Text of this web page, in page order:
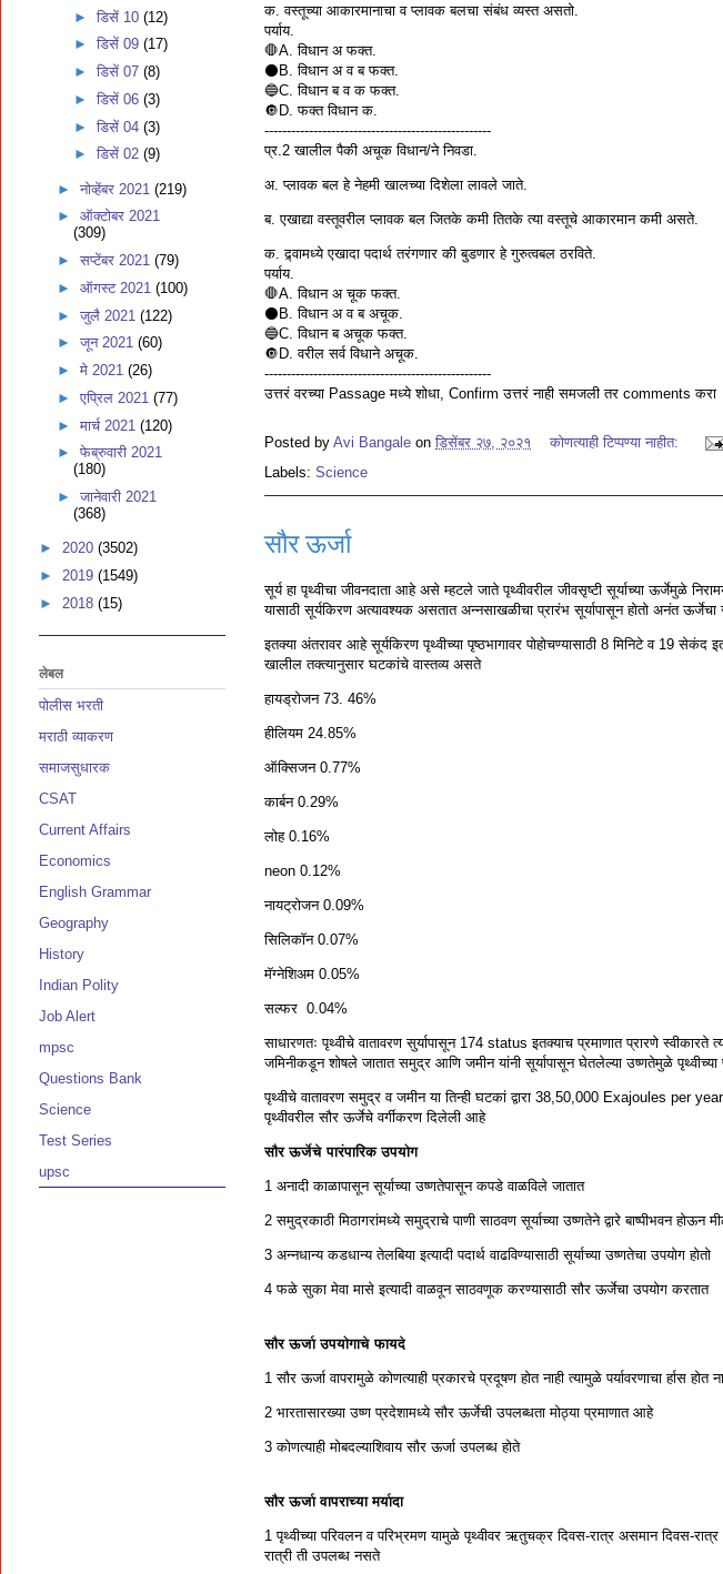
क. वस्तूच्या आकारमानाचा व प्लावक बलचा संबंध व्यस्त असतो.
पर्याय.
🛑A. विधान अ फक्त.
⚫️B. विधान अ व ब फक्त.
🔵C. विधान ब व क फक्त.
🔘D. फक्त विधान क.
---------------------------------------------------
प्र.2 खालील पैकी अचूक विधान/ने निवडा.
अ. प्लावक बल हे नेहमी खालच्या दिशेला लावले जाते.
ब. एखाद्या वस्तूवरील प्लावक बल जितके कमी तितके त्या वस्तूचे आकारमान कमी असते.
क. द्र्वामध्ये एखादा पदार्थ तरंगणार की बुडणार हे गुरुत्वबल ठरविते.
पर्याय.
🛑A. विधान अ चूक फक्त.
⚫️B. विधान अ व ब अचूक.
🔵C. विधान ब अचूक फक्त.
🔘D. वरील सर्व विधाने अचूक.
---------------------------------------------------
उत्तरं वरच्या Passage मध्ये शोधा, Confirm उत्तरं नाही समजली तर comments करा
Posted by Avi Bangale on डिसेंबर २७, २०२१
कोणत्याही टिप्पण्‍या नाहीत:
Labels: Science
सौर ऊर्जा
सूर्य हा पृथ्वीचा जीवनदाता आहे असे म्हटले जाते पृथ्वीवरील जीवसृष्टी सूर्याच्या ऊर्जेमुळे
यासाठी सूर्यकिरण अत्यावश्यक असतात अन्नसाखळीचा प्रारंभ सूर्यापासून होतो अनंत
इतक्या अंतरावर आहे सूर्यकिरण पृथ्वीच्या पृष्ठभागावर पोहोचण्यासाठी 8 मिनिटे व 19 सेकंद
खालील तक्त्यानुसार घटकांचे वास्तव्य असते
हायड्रोजन 73. 46%
हीलियम 24.85%
ऑक्सिजन 0.77%
कार्बन 0.29%
लोह 0.16%
neon 0.12%
नायट्रोजन 0.09%
सिलिकॉन 0.07%
मॅग्नेशिअम 0.05%
सल्फर 0.04%
साधारणतः पृथ्वीचे वातावरण सुर्यापासून 174 status इतक्याच प्रमाणात प्रारणे स्वीकारते
जमिनीकडून शोषले जातात समुद्र आणि जमीन यांनी सूर्यापासून घेतलेल्या उष्णतेमुळे पृथ्वीच्या
पृथ्वीचे वातावरण समुद्र व जमीन या तिन्ही घटकां द्वारा 38,50,000 Exajoules per
पृथ्वीवरील सौर ऊर्जेचे वर्गीकरण दिलेली आहे
सौर ऊर्जेचे पारंपारिक उपयोग
1 अनादी काळापासून सूर्याच्या उष्णतेपासून कपडे वाळविले जातात
2 समुद्रकाठी मिठागरांमध्ये समुद्राचे पाणी साठवण सूर्याच्या उष्णतेने द्वारे बाष्पीभवन होऊन
3 अन्नधान्य कडधान्य तेलबिया इत्यादी पदार्थ वाढविण्यासाठी सूर्याच्या उष्णतेचा उपयोग होतो
4 फळे सुका मेवा मासे इत्यादी वाळवून साठवणूक करण्यासाठी सौर ऊर्जेचा उपयोग करतात
सौर ऊर्जा उपयोगाचे फायदे
1 सौर ऊर्जा वापरामुळे कोणत्याही प्रकारचे प्रदूषण होत नाही त्यामुळे पर्यावरणाचा र्हास होत
2 भारतासारख्या उष्ण प्रदेशामध्ये सौर ऊर्जेची उपलब्धता मोठ्या प्रमाणात आहे
3 कोणत्याही मोबदल्याशिवाय सौर ऊर्जा उपलब्ध होते
सौर ऊर्जा वापराच्या मर्यादा
1 पृथ्वीच्या परिवलन व परिभ्रमण यामुळे पृथ्वीवर ऋतुचक्र दिवस-रात्र असमान दिवस-
रात्री ती उपलब्ध नसते
►डिसें 10(12)
►डिसें 09(17)
►डिसें 07(8)
►डिसें 06(3)
►डिसें 04(3)
►डिसें 02(9)
► नोव्हेंबर 2021 (219)
► ऑक्टोबर 2021
(309)
► सप्टेंबर 2021 (79)
► ऑगस्ट 2021 (100)
► जुलै 2021 (122)
► जून 2021 (60)
► मे 2021 (26)
► एप्रिल 2021 (77)
► मार्च 2021 (120)
► फेब्रुवारी 2021
(180)
► जानेवारी 2021
(368)
► 2020 (3502)
► 2019 (1549)
► 2018 (15)
लेबल
पोलीस भरती
मराठी व्याकरण
समाजसुधारक
CSAT
Current Affairs
Economics
English Grammar
Geography
History
Indian Polity
Job Alert
mpsc
Questions Bank
Science
Test Series
upsc